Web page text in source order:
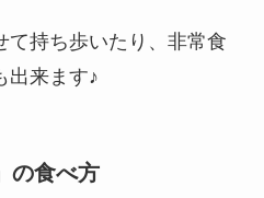
て持ち歩いたり、非常食
出来ます♪
の食べ方